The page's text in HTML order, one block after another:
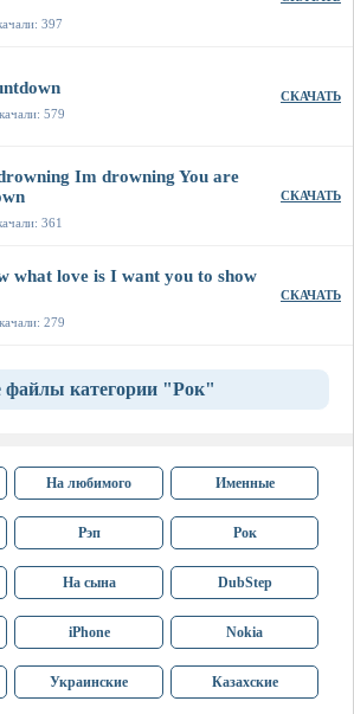
397
579
СКАЧАТЬ
Im drowning You are
361
СКАЧАТЬ
what love is I want you to show
279
СКАЧАТЬ
категории "Рок"
На любимого Именные
Рэп Рок
На сына DubStep
iPhone Nokia
Украинские Казахские